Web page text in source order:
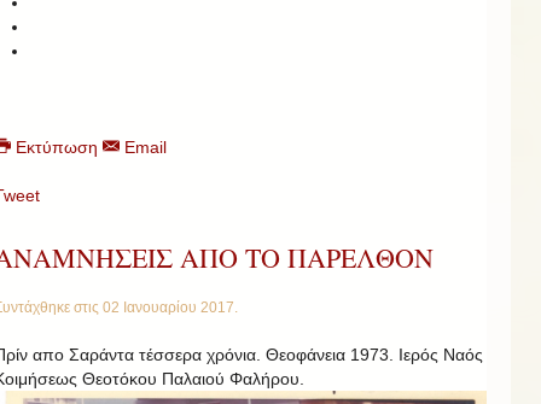
Εκτύπωση Email
ΑΠΟ ΤΟ ΠΑΡΕΛΘΟΝ
στις 02 Ιανουαρίου 2017.
απο Σαράντα τέσσερα χρόνια. Θεοφάνεια 1973. Ιερός Ναός
Θεοτόκου Παλαιού Φαλήρου.